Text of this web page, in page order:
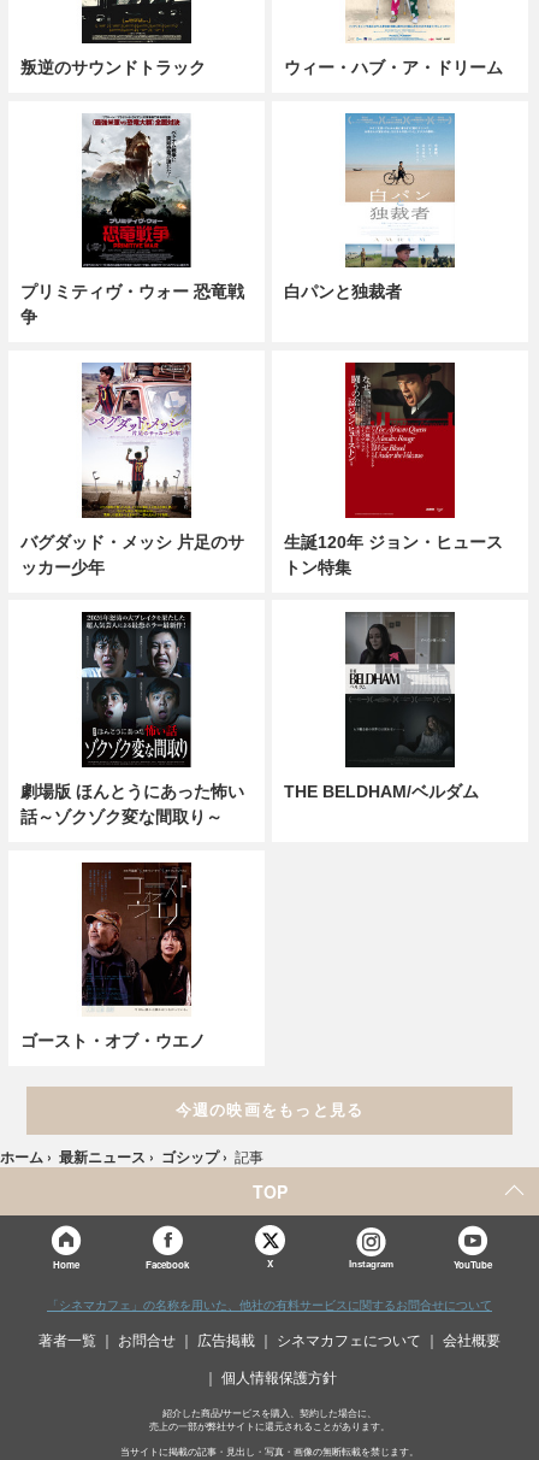
叛逆のサウンドトラック ウィー・ハブ・ア・ドリーム
プリミティヴ・ウォー 恐竜戦
争
白パンと独裁者
バグダッド・メッシ 片足のサ
ッカー少年
生誕120年 ジョン・ヒュース
トン特集
劇場版 ほんとうにあった怖い
話～ゾクゾク変な間取り～
THE BELDHAM/ベルダム
ゴースト・オブ・ウエノ
今週の映画をもっと見る
ホーム › 最新ニュース › ゴシップ › 記事
TOP
Home Facebook X Instagram YouTube
「シネマカフェ」の名称を用いた、他社の有料サービスに関するお問合せについて
著者一覧 お問合せ 広告掲載 シネマカフェについて 会社概要
個人情報保護方針
紹介した商品/サービスを購入、契約した場合に、
売上の一部が弊社サイトに還元されることがあります。
当サイトに掲載の記事・見出し・写真・画像の無断転載を禁じます。